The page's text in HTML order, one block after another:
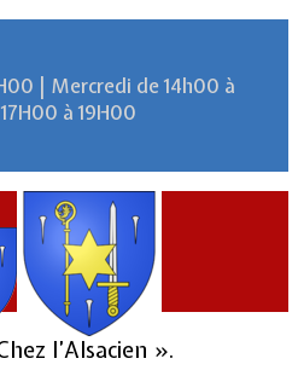
| Mercredi de 14h00 à
à 19H00
l’Alsacien ».